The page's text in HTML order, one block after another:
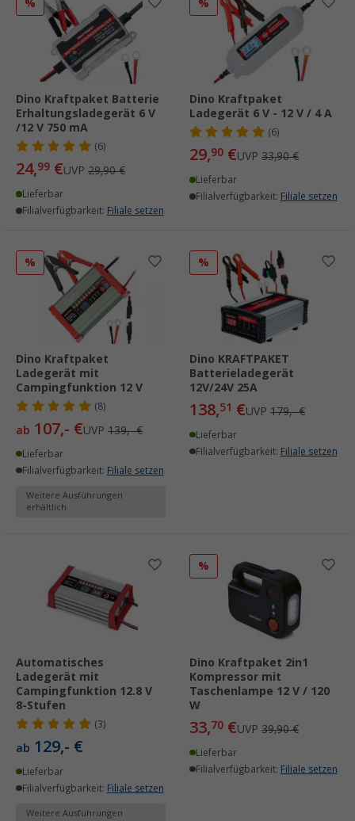
%
Dino Kraftpaket Batterie
Erhaltungsladegerät 6 V
/12 V 750 mA
(6)
24,99 €UVP 29,90 €
Lieferbar
Filialverfügbarkeit: Filiale setzen
%
Dino Kraftpaket
Ladegerät 6 V - 12 V / 4 A
(6)
29,90 €UVP 33,90 €
Lieferbar
Filialverfügbarkeit: Filiale setzen
%
Dino Kraftpaket
Ladegerät mit
Campingfunktion 12 V
(8)
ab 107,- €UVP 139,- €
Lieferbar
Filialverfügbarkeit: Filiale setzen
Weitere Ausführungen
erhältlich
%
Dino KRAFTPAKET
Batterieladegerät
12V/24V 25A
138,51 €UVP 179,- €
Lieferbar
Filialverfügbarkeit: Filiale setzen
Automatisches
Ladegerät mit
Campingfunktion 12.8 V
8-Stufen
(3)
ab 129,- €
Lieferbar
Filialverfügbarkeit: Filiale setzen
Weitere Ausführungen
%
Dino Kraftpaket 2in1
Kompressor mit
Taschenlampe 12 V / 120
W
33,70 €UVP 39,90 €
Lieferbar
Filialverfügbarkeit: Filiale setzen